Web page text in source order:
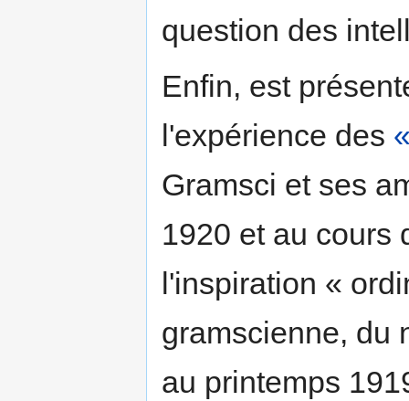
question des
Enfin, est
l'expérience des
Gramsci et ses
1920 et au cours
l'inspiration «
gramscienne, du
au printemps